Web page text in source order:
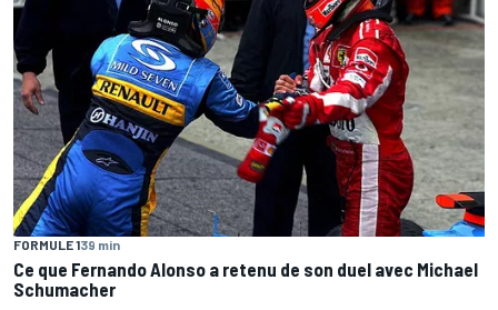
FORMULE 139 min
Ce que Fernando Alonso a retenu de son duel avec Michael
Schumacher